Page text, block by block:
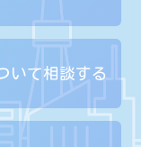
いて相談する